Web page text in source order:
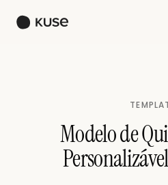
Modelo de